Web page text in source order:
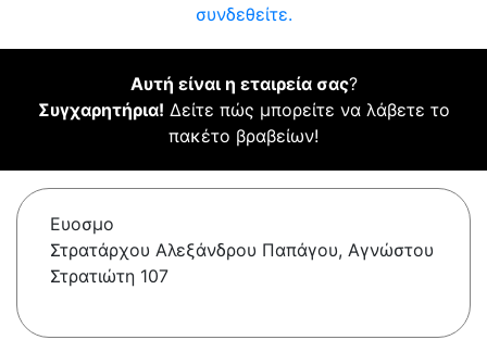
συνδεθείτε.
Αυτή είναι η εταιρεία σας?
Συγχαρητήρια! Δείτε πώς μπορείτε να λάβετε το
πακέτο βραβείων!
Ευοσμο
Στρατάρχου Αλεξάνδρου Παπάγου, Αγνώστου
Στρατιώτη 107